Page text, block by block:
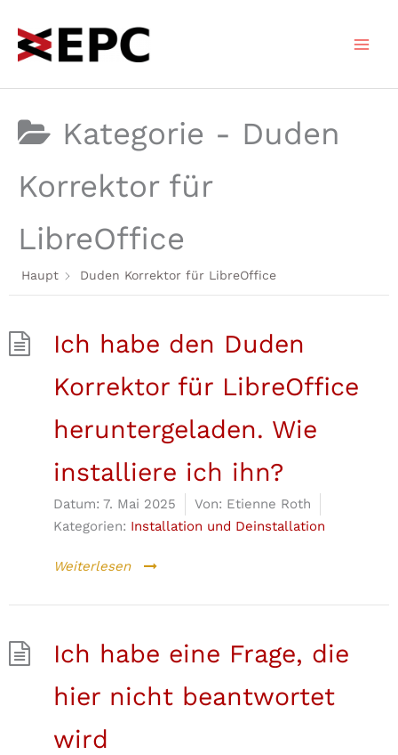
Inhalt
springen
Kategorie - Duden
Korrektor für
LibreOffice
Haupt Duden Korrektor für LibreOffice
Ich habe den Duden
Korrektor für LibreOffice
heruntergeladen. Wie
installiere ich ihn?
Datum: 7. Mai 2025 Von: Etienne Roth
Kategorien: Installation und Deinstallation
Weiterlesen
Ich habe eine Frage, die
hier nicht beantwortet
wird